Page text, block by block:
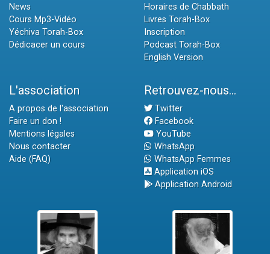
News
Cours Mp3-Vidéo
Yéchiva Torah-Box
Dédicacer un cours
Horaires de Chabbath
Livres Torah-Box
Inscription
Podcast Torah-Box
English Version
L'association
A propos de l'association
Faire un don !
Mentions légales
Nous contacter
Aide (FAQ)
Retrouvez-nous...
Twitter
Facebook
YouTube
WhatsApp
WhatsApp Femmes
Application iOS
Application Android